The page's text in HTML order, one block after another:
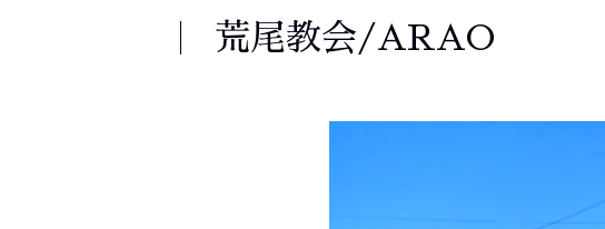
荒尾教会/ARAO